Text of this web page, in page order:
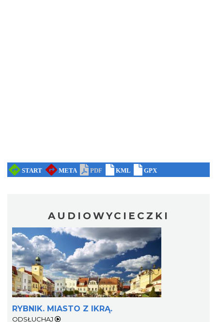
AUDIOWYCIECZKI
RYBNIK. MIASTO Z IKRĄ.
ODSŁUCHAJ